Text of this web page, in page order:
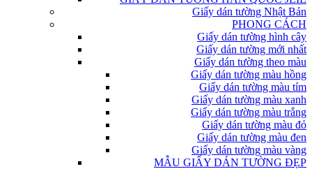
Giấy dán tường Nhật Bản
PHONG CÁCH
Giấy dán tường hình cây
Giấy dán tường mới nhất
Giấy dán tường theo màu
Giấy dán tường màu hồng
Giấy dán tường màu tím
Giấy dán tường màu xanh
Giấy dán tường màu trắng
Giấy dán tường màu đỏ
Giấy dán tường màu đen
Giấy dán tường màu vàng
MẪU GIẤY DÁN TƯỜNG ĐẸP